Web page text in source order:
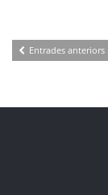
Entrades anteriors